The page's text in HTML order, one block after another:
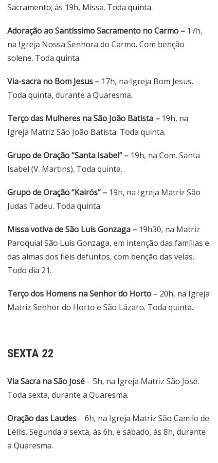
Sacramento; às 19h, Missa. Toda quinta.
Adoração ao Santíssimo Sacramento no Carmo – 17h,
na Igreja Nossa Senhora do Carmo. Com benção
solene. Toda quinta.
Via-sacra no Bom Jesus – 17h, na Igreja Bom Jesus.
Toda quinta, durante a Quaresma.
Terço das Mulheres na São João Batista – 19h, na
Igreja Matriz São João Batista. Toda quinta.
Grupo de Oração “Santa Isabel” – 19h, na Com. Santa
Isabel (V. Martins). Toda quinta.
Grupo de Oração “Kairós” – 19h, na Igreja Matriz São
Judas Tadeu. Toda quinta.
Missa votiva de São Luís Gonzaga – 19h30, na Matriz
Paroquial São Luís Gonzaga, em intenção das famílias e
das almas dos fiéis defuntos, com benção das velas.
Todo dia 21.
Terço dos Homens na Senhor do Horto – 20h, na Igreja
Matriz Senhor do Horto e São Lázaro. Toda quinta.
SEXTA 22
Via Sacra na São José – 5h, na Igreja Matriz São José.
Toda sexta, durante a Quaresma.
Oração das Laudes – 6h, na Igreja Matriz São Camilo de
Léllis. Segunda a sexta, às 6h, e sábado, às 8h, durante
a Quaresma.